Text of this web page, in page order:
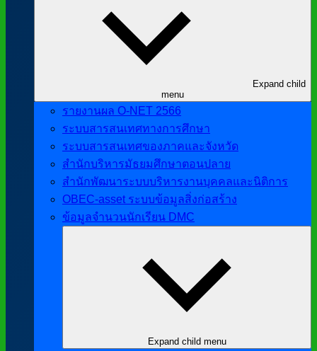
Expand child
menu
รายงานผล O-NET 2566
ระบบสารสนเทศทางการศึกษา
ระบบสารสนเทศของภาคและจังหวัด
สำนักบริหารมัธยมศึกษาตอนปลาย
สำนักพัฒนาระบบบริหารงานบุคคลและนิติการ
OBEC-asset ระบบข้อมูลสิ่งก่อสร้าง
ข้อมูลจำนวนนักเรียน DMC
Expand child menu